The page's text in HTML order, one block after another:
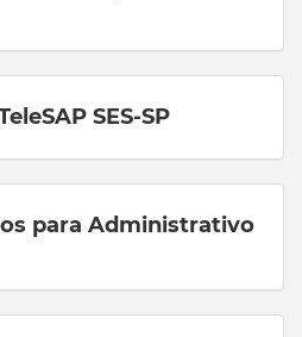
SES-SP
para Administrativo